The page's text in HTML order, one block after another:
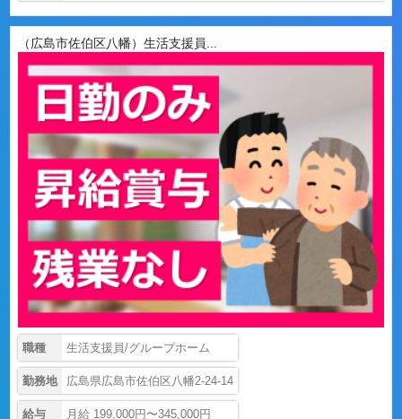
（広島市佐伯区八幡）生活支援員...
職種 生活支援員/グループホーム
勤務地 広島県広島市佐伯区八幡2-24-14
給与 月給 199,000円〜345,000円